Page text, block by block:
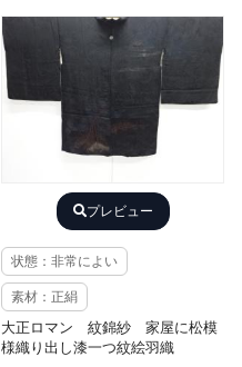
プレビュー
状態：非常によい
素材：正絹
大正ロマン 紋錦紗 家屋に松模
様織り出し漆一つ紋絵羽織